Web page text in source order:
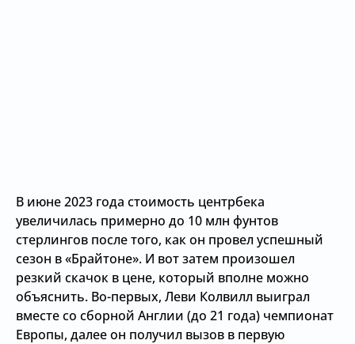
В июне 2023 года стоимость центрбека
увеличилась примерно до 10 млн фунтов
стерлингов после того, как он провел успешный
сезон в «Брайтоне». И вот затем произошел
резкий скачок в цене, который вполне можно
объяснить. Во-первых, Леви Колвилл выиграл
вместе со сборной Англии (до 21 года) чемпионат
Европы, далее он получил вызов в первую